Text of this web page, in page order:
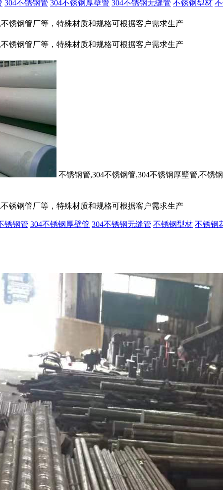
304不锈钢管 304不锈钢厚壁管 304不锈钢无缝管 不锈钢型材
锈钢管厂等，特殊材质和规格可根据客户需求生产
锈钢管厂等，特殊材质和规格可根据客户需求生产
不锈钢管,304不锈钢管,304不锈钢厚壁管,不锈
锈钢管厂等，特殊材质和规格可根据客户需求生产
锈钢管 304不锈钢厚壁管 304不锈钢无缝管 不锈钢型材 不锈钢